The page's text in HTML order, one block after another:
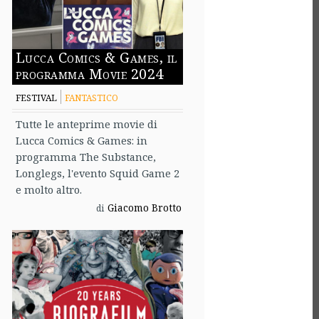
Lucca Comics & Games, il
programma Movie 2024
FESTIVAL FANTASTICO
Tutte le anteprime movie di
Lucca Comics & Games: in
programma The Substance,
Longlegs, l'evento Squid Game 2
e molto altro.
di Giacomo Brotto